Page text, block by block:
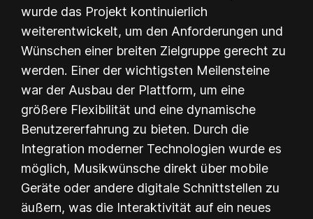
wurde das Projekt kontinuierlich
weiterentwickelt, um den Anforderungen und
Wünschen einer breiten Zielgruppe gerecht zu
werden. Einer der wichtigsten Meilensteine
war der Ausbau der Plattform, um eine
größere Flexibilität und eine dynamische
Benutzererfahrung zu bieten. Durch die
Integration moderner Technologien wurde es
möglich, Musikwünsche direkt über mobile
Geräte oder andere digitale Schnittstellen zu
äußern, was die Interaktivität auf ein neues